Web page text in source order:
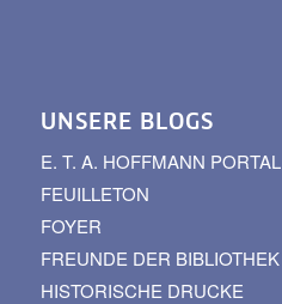
UNSERE BLOGS
E. T. A. HOFFMANN PORTAL
FEUILLETON
FOYER
FREUNDE DER BIBLIOTHEK
HISTORISCHE DRUCKE